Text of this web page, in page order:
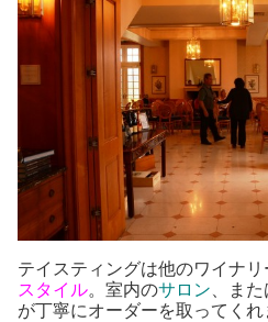
テイスティングは他のワイナリ
スタイル。室内のサロン 、ま
が丁寧にオーダーを取ってくれ